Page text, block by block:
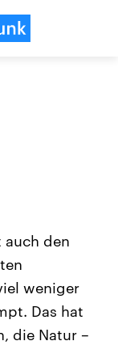
Beiträge,
und
die Vereinigten
mächtigsten Ländern
auch den
weniger
Das hat
die Natur –